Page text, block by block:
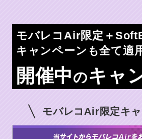
モバレコAir限定＋
キャンペーンも全て適
開催中のキャ
モバレコAir限定キ